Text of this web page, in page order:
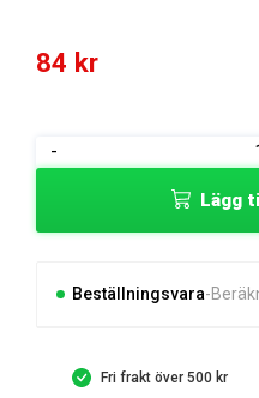
84 kr
-
BOLT
Lägg
Beställningsvara
Fri frakt över 500 kr